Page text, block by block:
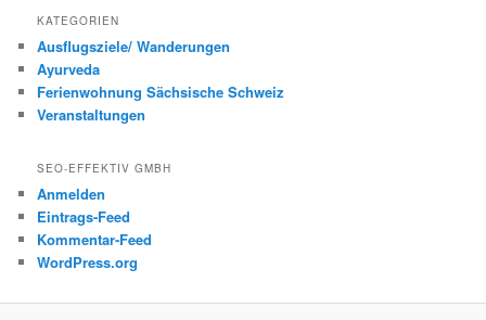
KATEGORIEN
Ausflugsziele/ Wanderungen
Ayurveda
Ferienwohnung Sächsische Schweiz
Veranstaltungen
SEO-EFFEKTIV GMBH
Anmelden
Eintrags-Feed
Kommentar-Feed
WordPress.org